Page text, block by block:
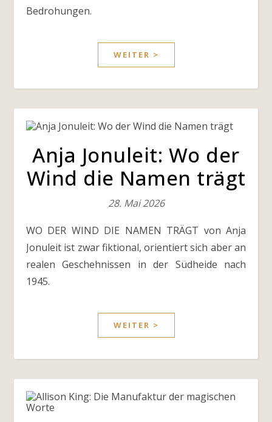
Bedrohungen.
WEITER >
Anja Jonuleit: Wo der
Wind die Namen trägt
28. Mai 2026
WO DER WIND DIE NAMEN TRÄGT von Anja
Jonuleit ist zwar fiktional, orientiert sich aber an
realen Geschehnissen in der Südheide nach
1945.
WEITER >